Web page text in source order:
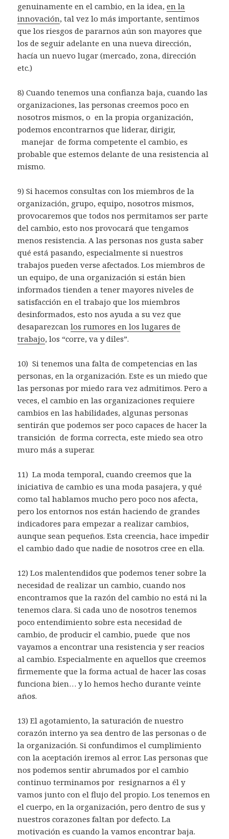
genuinamente en el cambio, en la idea,en la
innovación, tal vez lo más importante, sentimos
que los riesgos de pararnos aún son mayores que
los de seguir adelante en una nueva dirección,
hacía un nuevo lugar (mercado, zona, dirección
etc.)
8) Cuando tenemos una confianza baja, cuando las
organizaciones, las personas creemos poco en
nosotros mismos, o en la propia organización,
podemos encontrarnos que liderar, dirigir,
manejar de forma competente el cambio, es
probable que estemos delante de una resistencia al
mismo.
9) Si hacemos consultas con los miembros de la
organización, grupo, equipo, nosotros mismos,
provocaremos que todos nos permitamos ser parte
del cambio, esto nos provocará que tengamos
menos resistencia. A las personas nos gusta saber
qué está pasando, especialmente si nuestros
trabajos pueden verse afectados. Los miembros de
un equipo, de una organización si están bien
informados tienden a tener mayores niveles de
satisfacción en el trabajo que los miembros
desinformados, esto nos ayuda a su vez que
desaparezcanlos rumores en los lugares de
trabajo, los “corre, va y diles”.
10) Si tenemos una falta de competencias en las
personas, en la organización. Este es un miedo que
las personas por miedo rara vez admitimos. Pero a
veces, el cambio en las organizaciones requiere
cambios en las habilidades, algunas personas
sentirán que podemos ser poco capaces de hacer la
transición de forma correcta, este miedo sea otro
muro más a superar.
11) La moda temporal, cuando creemos que la
iniciativa de cambio es una moda pasajera, y qué
como tal hablamos mucho pero poco nos afecta,
pero los entornos nos están haciendo de grandes
indicadores para empezar a realizar cambios,
aunque sean pequeños. Esta creencia, hace impedir
el cambio dado que nadie de nosotros cree en ella.
12) Los malentendidos que podemos tener sobre la
necesidad de realizar un cambio, cuando nos
encontramos que la razón del cambio no está ni la
tenemos clara. Si cada uno de nosotros tenemos
poco entendimiento sobre esta necesidad de
cambio, de producir el cambio, puede que nos
vayamos a encontrar una resistencia y ser reacios
al cambio. Especialmente en aquellos que creemos
firmemente que la forma actual de hacer las cosas
funciona bien… y lo hemos hecho durante veinte
años.
13) El agotamiento, la saturación de nuestro
corazón interno ya sea dentro de las personas o de
la organización. Si confundimos el cumplimiento
con la aceptación iremos al error. Las personas que
nos podemos sentir abrumados por el cambio
continuo terminamos por resignarnos a él y
vamos junto con el flujo del propio. Los tenemos en
el cuerpo, en la organización, pero dentro de sus y
nuestros corazones faltan por defecto. La
motivación es cuando la vamos encontrar baja.